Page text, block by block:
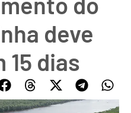
deve
15 dias